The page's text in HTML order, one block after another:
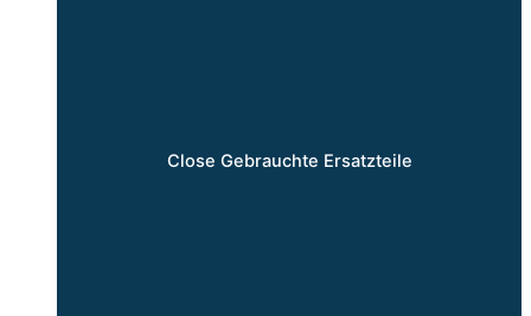
Close Gebrauchte Ersatzteile